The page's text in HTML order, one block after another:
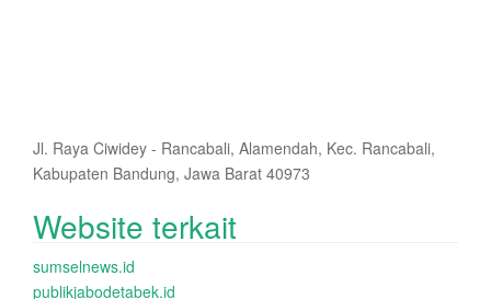
Jl. Raya Ciwidey - Rancabali, Alamendah, Kec. Rancabali,
Kabupaten Bandung, Jawa Barat 40973
Website terkait
sumselnews.id
publikjabodetabek.id